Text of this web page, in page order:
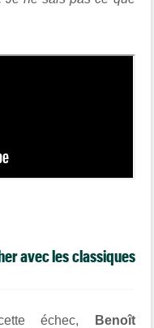
avec les classiques
échec, Benoît